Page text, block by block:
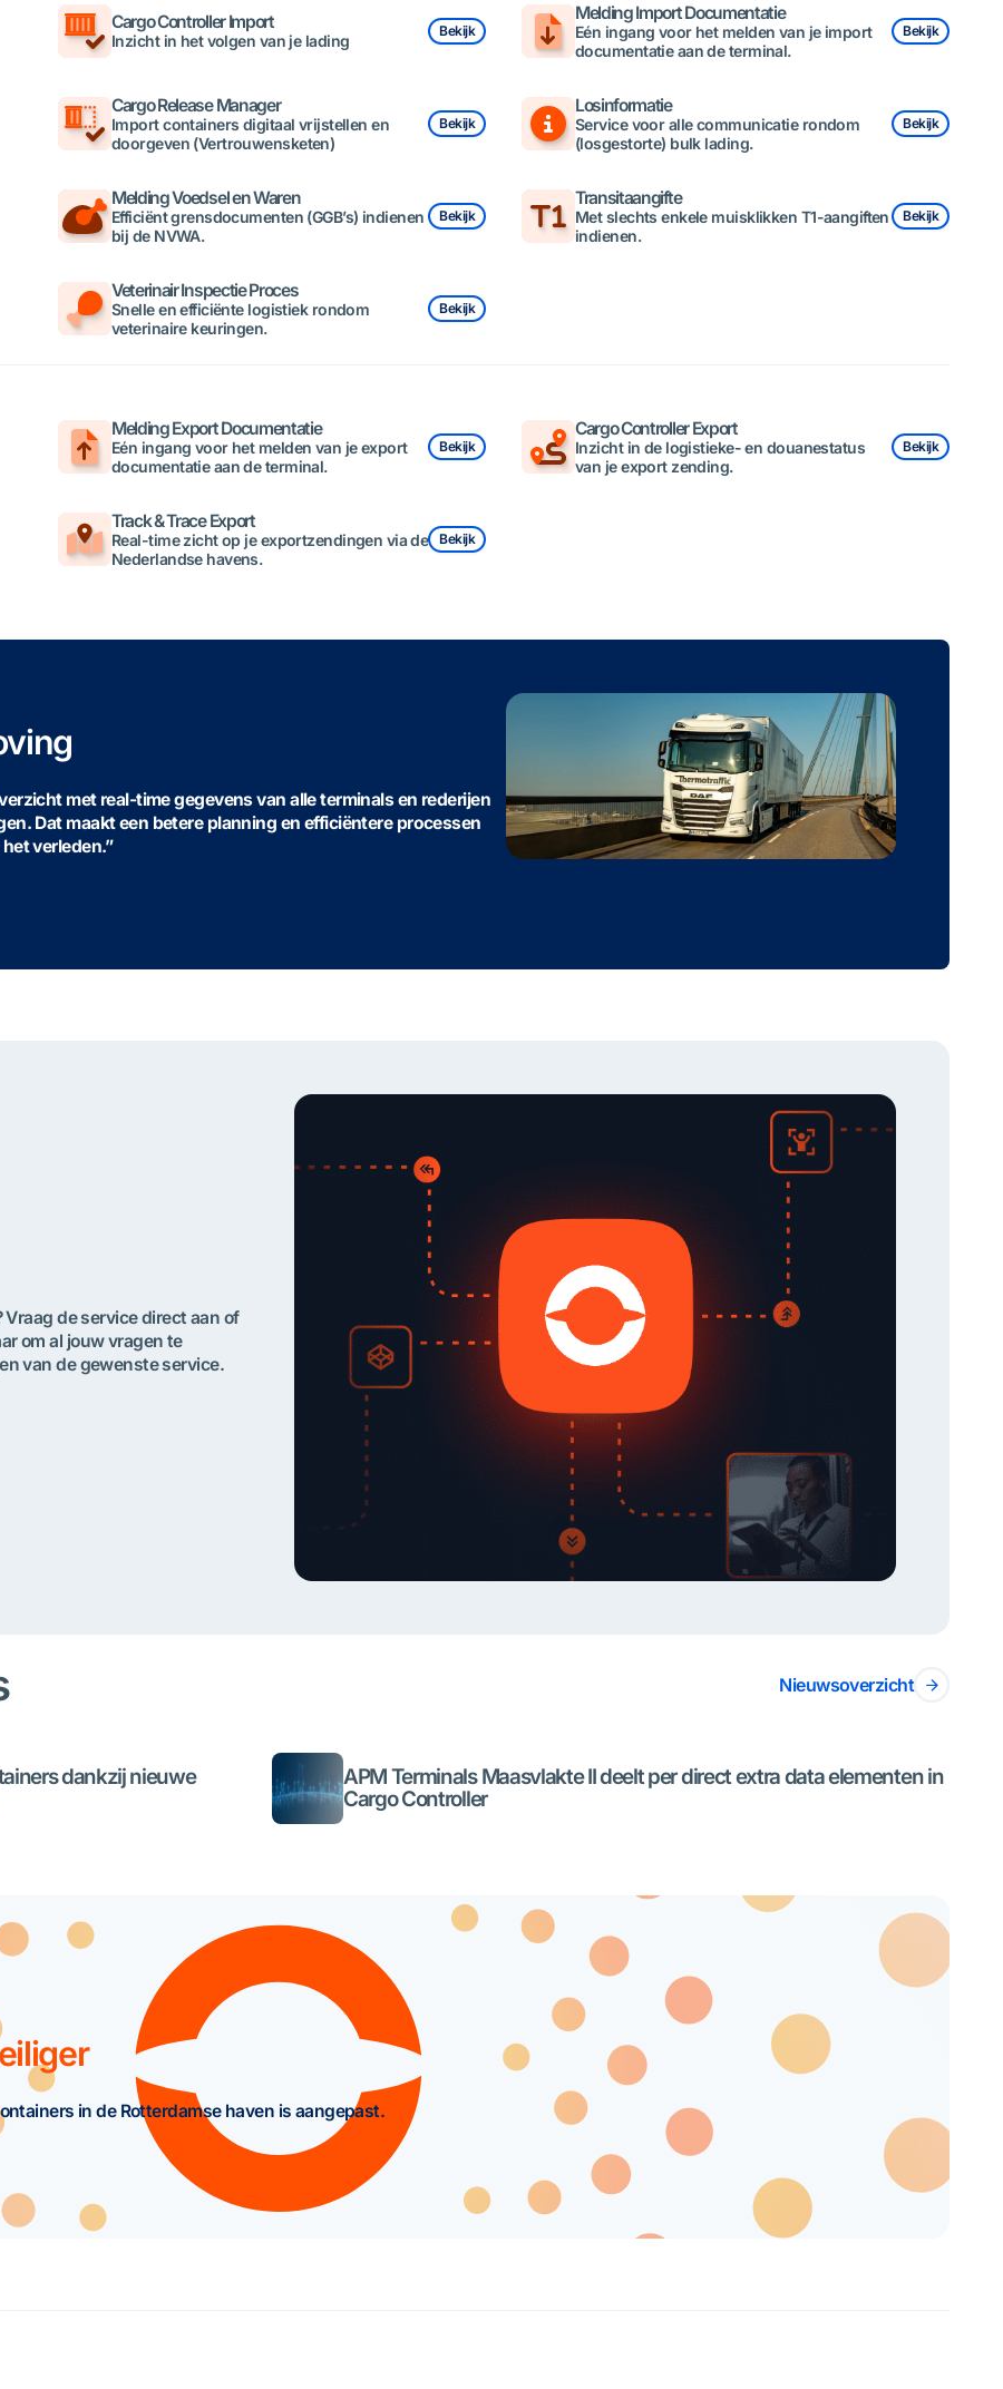
Cargo Controller Import
Inzicht in het volgen van je lading
Bekijk
Melding Import Documentatie
Eén ingang voor het melden van je import
documentatie aan de terminal.
Bekijk
Cargo Release Manager
Import containers digitaal vrijstellen en
doorgeven (Vertrouwensketen)
Bekijk
Losinformatie
Service voor alle communicatie rondom
(losgestorte) bulk lading.
Bekijk
Melding Voedsel en Waren
Efficiënt grensdocumenten (GGB’s) indienen
bij de NVWA.
Bekijk
Transitaangifte
Met slechts enkele muisklikken T1-aangiften
indienen.
Bekijk
Veterinair Inspectie Proces
Snelle en efficiënte logistiek rondom
veterinaire keuringen.
Bekijk
Melding Export Documentatie
Eén ingang voor het melden van je export
documentatie aan de terminal.
Bekijk
Cargo Controller Export
Inzicht in de logistieke- en douanestatus
van je export zending.
Bekijk
Track & Trace Export
Real-time zicht op je exportzendingen via de
Nederlandse havens.
Bekijk
met real-time gegevens van alle terminals en rederijen
Dat maakt een betere planning en efficiëntere processen
verleden.”
de service direct aan of
om al jouw vragen te
van de gewenste service.
Nieuwsoverzicht
dankzij nieuwe
APM Terminals Maasvlakte II deelt per direct extra data elementen in
Cargo Controller
in de Rotterdamse haven is aangepast.